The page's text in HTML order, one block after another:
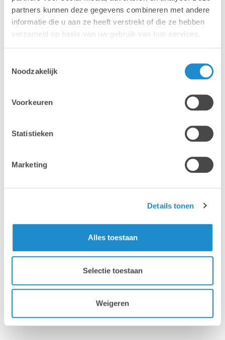
partners kunnen deze gegevens combineren met andere
informatie die u aan ze heeft verstrekt of die ze hebben
verzameld op basis van uw gebruik van hun services.
Noodzakelijk
Voorkeuren
Statistieken
Marketing
Details tonen
Alles toestaan
Selectie toestaan
Weigeren